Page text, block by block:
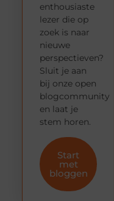
enthousiaste
lezer die op
zoek is naar
nieuwe
perspectieven?
Sluit je aan
bij onze open
blogcommunity
en laat je
stem horen.
Start
met
bloggen